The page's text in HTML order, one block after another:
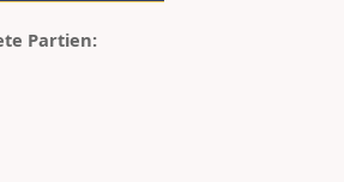
Partien: